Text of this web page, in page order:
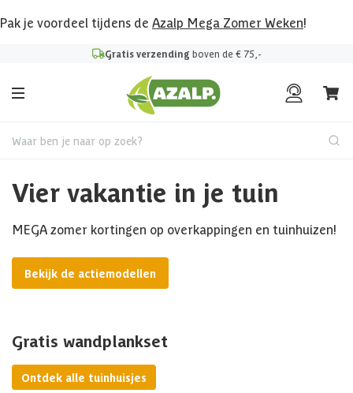
Pak je voordeel tijdens de Azalp Mega Zomer Weken!
Gratis verzending boven de € 75,-
Waar ben je naar op zoek?
Vier vakantie in je tuin
MEGA zomer kortingen op overkappingen en tuinhuizen!
Bekijk de actiemodellen
Gratis wandplankset
Ontdek alle tuinhuisjes